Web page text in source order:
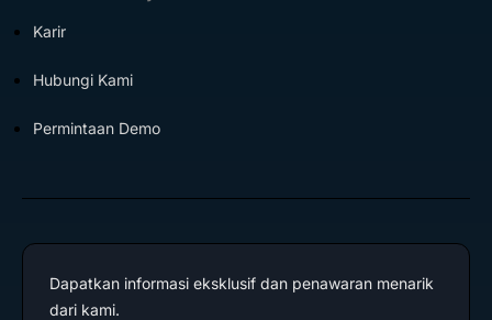
Karir
Hubungi Kami
Permintaan Demo
Dapatkan informasi eksklusif dan penawaran menarik
dari kami.